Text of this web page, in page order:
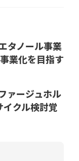
タノール事業
業化を目指す
ァージュホル
イクル検討覚